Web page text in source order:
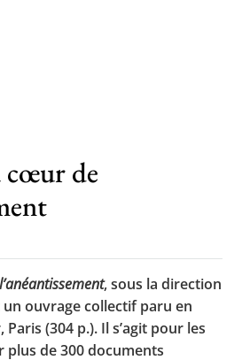
tables rondes
publiés
cœur de
, sous la direction
un ouvrage collectif paru en
(304 p.). Il s’agit pour les
plus de 300 documents